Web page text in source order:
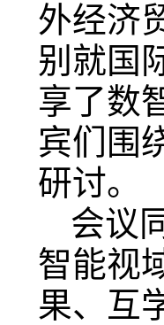
外经济
别就国
享了数
宾们围
研讨。
会议
智能视
果、互